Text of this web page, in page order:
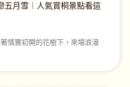
五月雪︱人氣賞桐景點看這
情竇初開的花樹下，來場浪漫